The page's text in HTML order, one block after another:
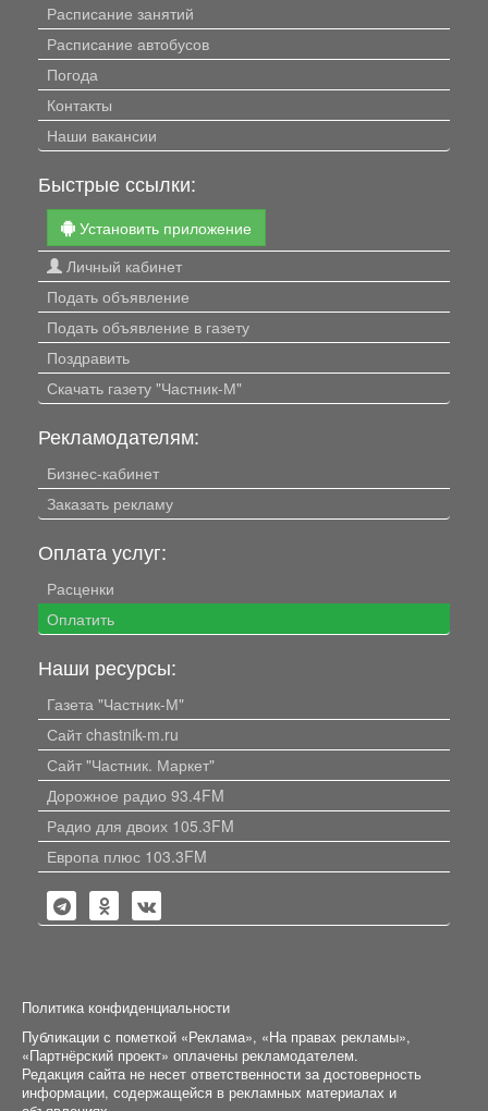
Расписание занятий
Расписание автобусов
Погода
Контакты
Наши вакансии
Быстрые ссылки:
Установить приложение
Личный кабинет
Подать объявление
Подать объявление в газету
Поздравить
Скачать газету "Частник-М"
Рекламодателям:
Бизнес-кабинет
Заказать рекламу
Оплата услуг:
Расценки
Оплатить
Наши ресурсы:
Газета "Частник-М"
Сайт chastnik-m.ru
Сайт "Частник. Маркет"
Дорожное радио 93.4FM
Радио для двоих 105.3FM
Европа плюс 103.3FM
Политика конфиденциальности
Публикации с пометкой «Реклама», «На правах рекламы»,
«Партнёрский проект» оплачены рекламодателем.
Редакция сайта не несет ответственности за достоверность
информации, содержащейся в рекламных материалах и